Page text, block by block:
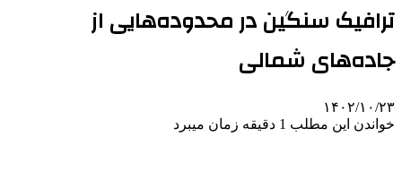
ترافیک سنگین در محدوده‌هایی از
جاده‌های شمالی
۱۴۰۲/۱۰/۲۳
خواندن این مطلب 1 دقیقه زمان میبرد